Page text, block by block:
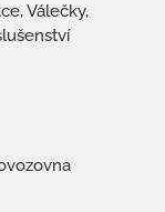
Válečky,